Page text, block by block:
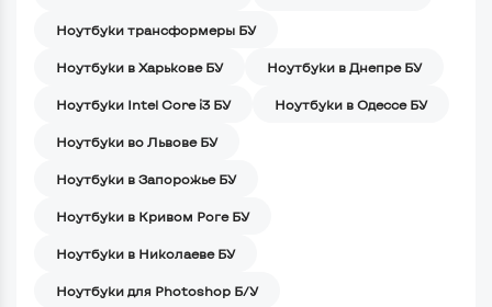
Ноутбуки трансформеры БУ
Ноутбуки в Харькове БУ Ноутбуки в Днепре БУ
Ноутбуки Intel Core i3 БУ Ноутбуки в Одессе БУ
Ноутбуки во Львове БУ
Ноутбуки в Запорожье БУ
Ноутбуки в Кривом Роге БУ
Ноутбуки в Николаеве БУ
Ноутбуки для Photoshop Б/У